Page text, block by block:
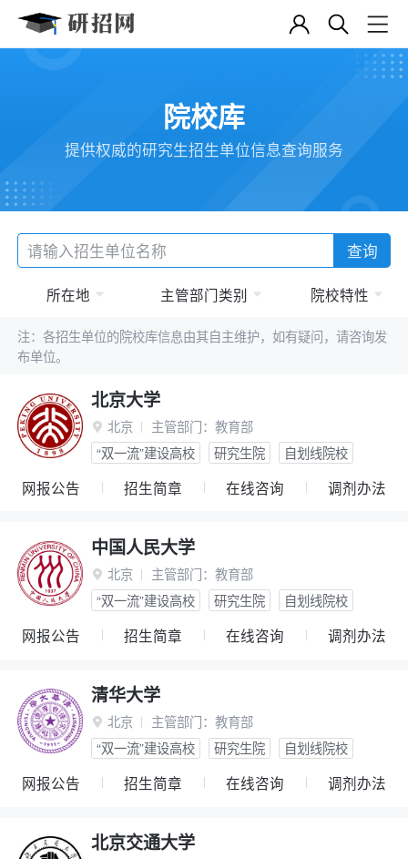
院校库
提供权威的研究生招生单位信息查询服务
查询
所在地 主管部门类别 院校特性
注：各招生单位的院校库信息由其自主维护，如有疑问，请咨询发
布单位。
北京大学
 北京 主管部门： 教育部
“双一流”建设高校
研究生院 自划线院校
网报公告 招生简章 在线咨询 调剂办法
中国人民大学
 北京 主管部门： 教育部
“双一流”建设高校
研究生院 自划线院校
网报公告 招生简章 在线咨询 调剂办法
清华大学
 北京 主管部门： 教育部
“双一流”建设高校
研究生院 自划线院校
网报公告 招生简章 在线咨询 调剂办法
北京交通大学